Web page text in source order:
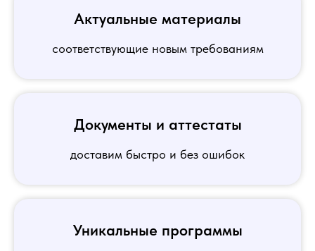
Актуальные материалы
соответствующие новым требованиям
Документы и аттестаты
доставим быстро и без ошибок
Уникальные программы